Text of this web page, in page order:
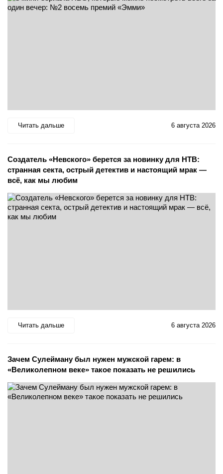
Читать дальше 6 августа 2026
Создатель «Невского» берется за новинку для НТВ:
странная секта, острый детектив и настоящий мрак —
всё, как мы любим
Читать дальше 6 августа 2026
Зачем Сулейману был нужен мужской гарем: в
«Великолепном веке» такое показать не решились